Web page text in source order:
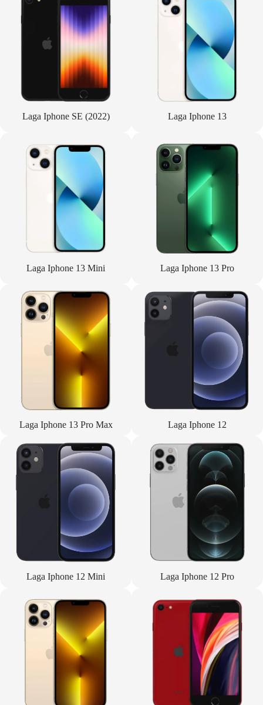
Laga Iphone SE (2022) Laga Iphone 13
Laga Iphone 13 Mini Laga Iphone 13 Pro
Laga Iphone 13 Pro Max Laga Iphone 12
Laga Iphone 12 Mini Laga Iphone 12 Pro